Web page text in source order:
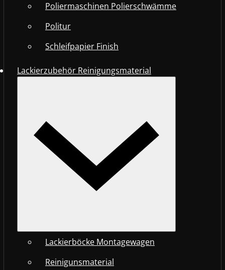
Poliermaschinen Polierschwämme
Politur
Schleifpapier Finish
Lackierzubehör Reinigungsmaterial
Lackierböcke Montagewagen
Reinigunsmaterial